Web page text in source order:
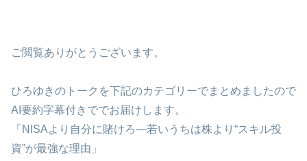
ご閲覧ありがとうございます。
ひろゆきのトークを下記のカテゴリーでまとめましたので
AI要約字幕付きででお届けします。
「NISAより自分に賭けろ―若いうちは株より“スキル投
資”が最強な理由」